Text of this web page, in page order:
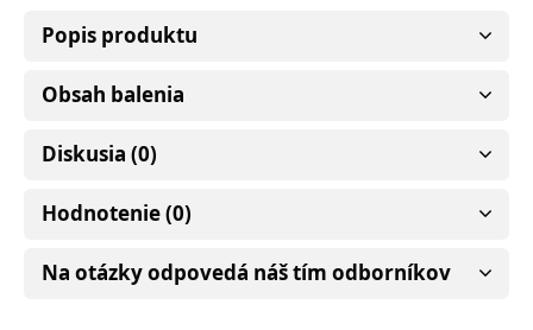
Popis produktu
Obsah balenia
Diskusia (0)
Hodnotenie (0)
Na otázky odpovedá náš tím odborníkov